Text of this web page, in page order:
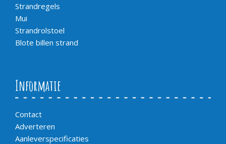
Strandregels
Mui
Strandrolstoel
Blote billen strand
Informatie
Contact
Adverteren
Aanleverspecificaties